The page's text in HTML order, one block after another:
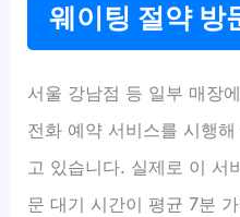
웨이팅 절약 방
서울 강남점 등 일부 매장
전화 예약 서비스를 시행
고 있습니다. 실제로 이 서
문 대기 시간이 평균 7분